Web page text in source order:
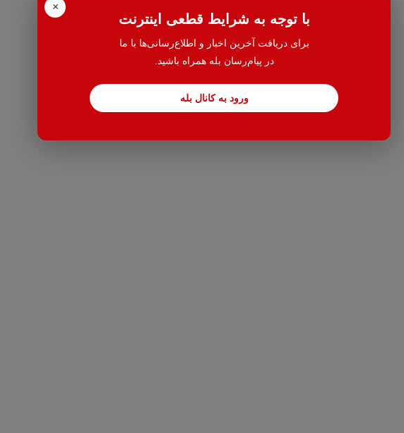
×
با توجه به شرایط قطعی اینترنت
برای دریافت آخرین اخبار و اطلاع‌رسانی‌ها با ما
در پیام‌رسان بله همراه باشید.
ورود به کانال بله